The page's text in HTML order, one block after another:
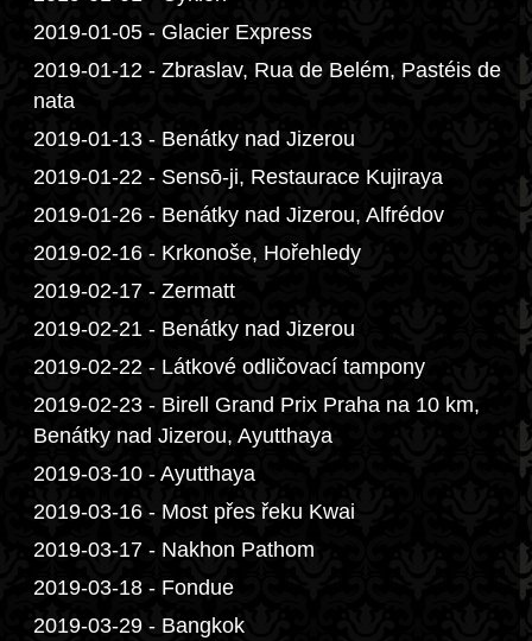
2019-01-05 - Glacier Express
2019-01-12 - Zbraslav, Rua de Belém, Pastéis de
nata
2019-01-13 - Benátky nad Jizerou
2019-01-22 - Sensō-ji, Restaurace Kujiraya
2019-01-26 - Benátky nad Jizerou, Alfrédov
2019-02-16 - Krkonoše, Hořehledy
2019-02-17 - Zermatt
2019-02-21 - Benátky nad Jizerou
2019-02-22 - Látkové odličovací tampony
2019-02-23 - Birell Grand Prix Praha na 10 km,
Benátky nad Jizerou, Ayutthaya
2019-03-10 - Ayutthaya
2019-03-16 - Most přes řeku Kwai
2019-03-17 - Nakhon Pathom
2019-03-18 - Fondue
2019-03-29 - Bangkok